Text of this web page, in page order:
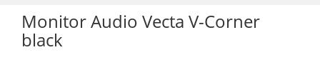
Monitor Audio Vecta V-Corner
black